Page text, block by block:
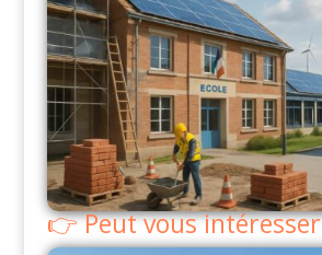
Peut vous intéresser